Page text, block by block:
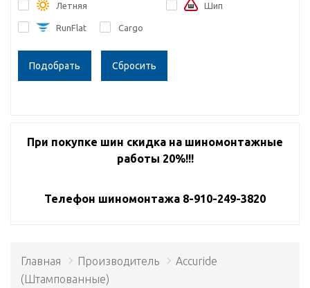
Летняя
RunFlat Cargo
Шип
Сбросить
При покупке шин скидка на шиномонтажные
работы 20%!!!
Телефон шиномонтажа 8-910-249-3820
Главная Производитель
Accuride
(Штампованные)